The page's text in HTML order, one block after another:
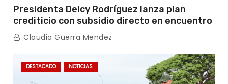
Presidenta Delcy Rodríguez lanza plan
crediticio con subsidio directo en encuentro
con Juntas de Condominio
Claudia Guerra Mendez
DESTACADO NOTICIAS